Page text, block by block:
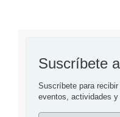
Suscríbete para recibir
Nombre